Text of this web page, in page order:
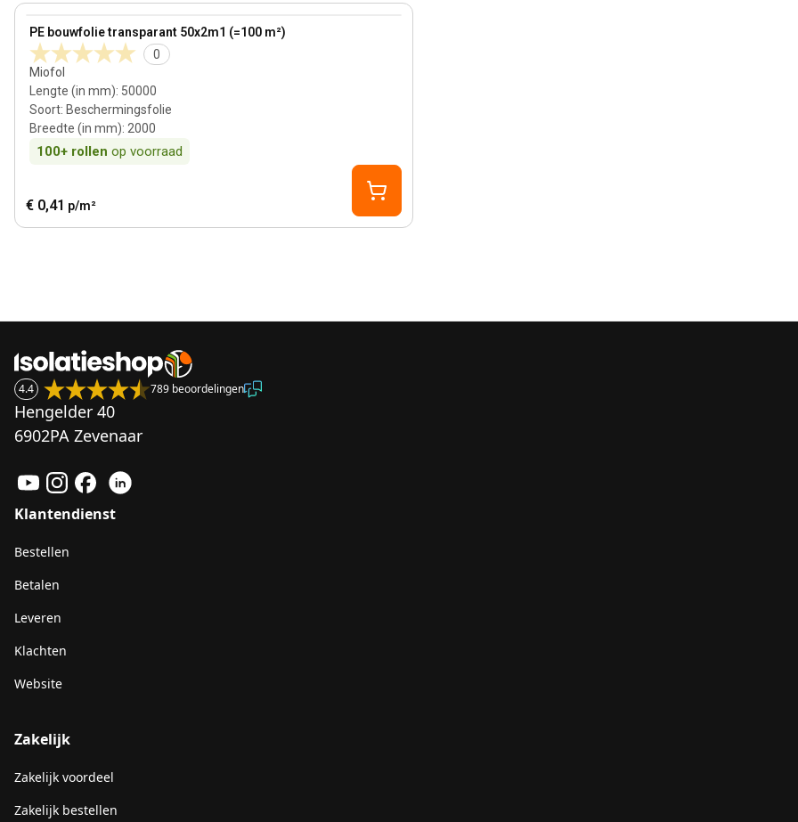
PE bouwfolie transparant 50x2m1 (=100 m²)
0
Miofol
Lengte (in mm): 50000
Soort: Beschermingsfolie
Breedte (in mm): 2000
100+ rollen op voorraad
View product
€ 0,41 p/m²
4.4 789 beoordelingen
Hengelder 40
6902PA Zevenaar
Klantendienst
Bestellen
Betalen
Leveren
Klachten
Website
Zakelijk
Zakelijk voordeel
Zakelijk bestellen